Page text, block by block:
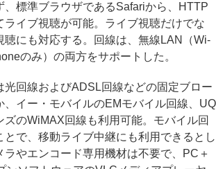
、標準ブラウザであるSafariから、HTTP
ライブ視聴が可能。ライブ視聴だけでな
聴にも対応する。回線は、無線LAN（Wi-
のみ）の両方をサポートした。
回線およびADSL回線などの固定ブロー
、イー・モバイルのEMモバイル回線、UQ
ズのWiMAX回線も利用可能。モバイル回
とで、移動ライブ中継にも利用できるとし
ラやエンコード専用機材は不要で、PC＋